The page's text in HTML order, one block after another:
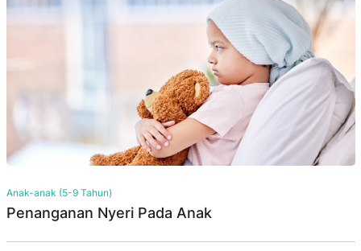
Anak-anak (5-9 Tahun)
Penanganan Nyeri Pada Anak